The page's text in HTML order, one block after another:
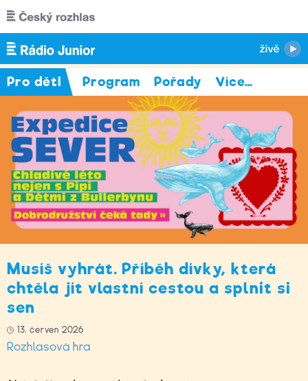
Přejít k hlavnímu obsahu
Pro děti Program Pořady Více…
Musíš vyhrát. Příběh dívky, která
chtěla jít vlastní cestou a splnit si
sen
13. červen 2026
Rozhlasová hra